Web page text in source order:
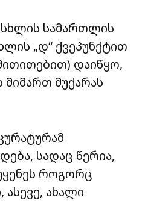
სამართლის
„დ“ ქვეპუნქტით
დაიწყო,
მიმართ მუქარას
სადაც წერია,
როგორც
ახალი